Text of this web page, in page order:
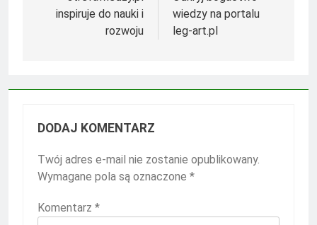
inspiruje do nauki i
rozwoju
wiedzy na portalu
leg-art.pl
DODAJ KOMENTARZ
Twój adres e-mail nie zostanie opublikowany.
Wymagane pola są oznaczone *
Komentarz *